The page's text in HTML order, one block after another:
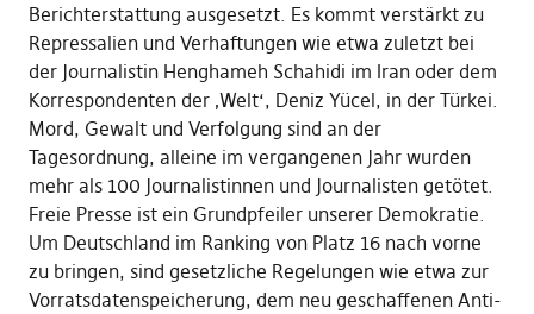
Berichterstattung ausgesetzt. Es kommt verstärkt zu
Repressalien und Verhaftungen wie etwa zuletzt bei
der Journalistin Henghameh Schahidi im Iran oder dem
Korrespondenten der ‚Welt‘, Deniz Yücel, in der Türkei.
Mord, Gewalt und Verfolgung sind an der
Tagesordnung, alleine im vergangenen Jahr wurden
mehr als 100 Journalistinnen und Journalisten getötet.
Freie Presse ist ein Grundpfeiler unserer Demokratie.
Um Deutschland im Ranking von Platz 16 nach vorne
zu bringen, sind gesetzliche Regelungen wie etwa zur
Vorratsdatenspeicherung, dem neu geschaffenen Anti-